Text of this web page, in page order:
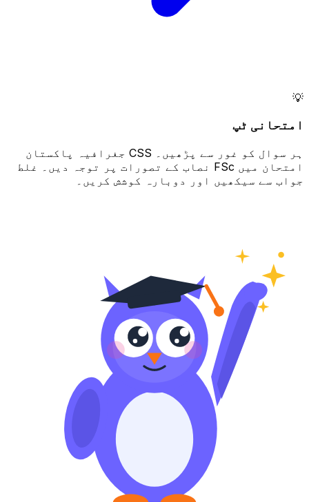
💡
امتحانی ٹپ
ہر سوال کو غور سے پڑھیں۔ CSS جغرافیہ پاکستان
امتحان میں FSc نصاب کے تصورات پر توجہ دیں۔ غلط
جواب سے سیکھیں اور دوبارہ کوشش کریں۔